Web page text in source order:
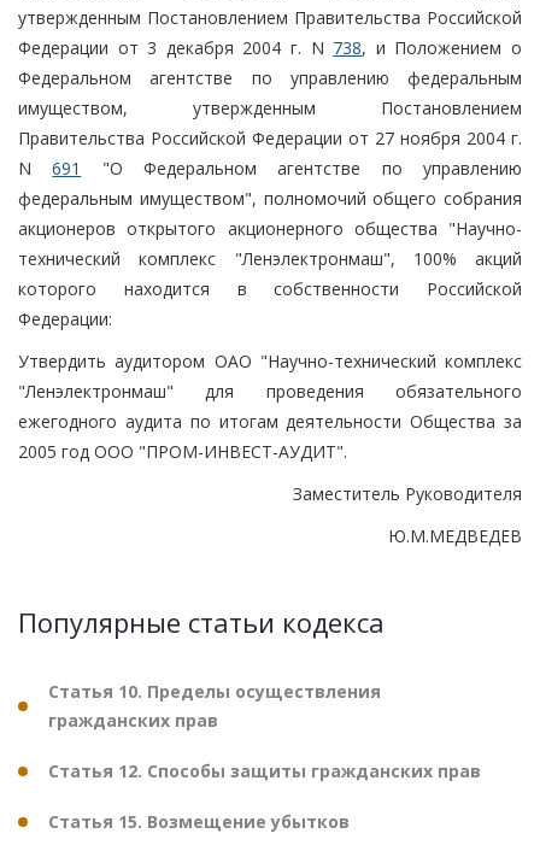
утвержденным Постановлением Правительства Российской
Федерации от 3 декабря 2004 г. N 738, и Положением о
Федеральном агентстве по управлению федеральным
имуществом, утвержденным Постановлением
Правительства Российской Федерации от 27 ноября 2004 г.
N691
"О Федеральном агентстве по управлению
федеральным имуществом", полномочий общего собрания
акционеров открытого акционерного общества "Научно-
технический комплекс "Ленэлектронмаш", 100% акций
которого находится в собственности Российской
Федерации:
Утвердить аудитором ОАО "Научно-технический комплекс
"Ленэлектронмаш" для проведения обязательного
ежегодного аудита по итогам деятельности Общества за
2005 год ООО "ПРОМ-ИНВЕСТ-АУДИТ".
Заместитель Руководителя
Ю.М.МЕДВЕДЕВ
Популярные статьи кодекса
Статья 10. Пределы осуществления
гражданских прав
Статья 12. Способы защиты гражданских прав
Статья 15. Возмещение убытков